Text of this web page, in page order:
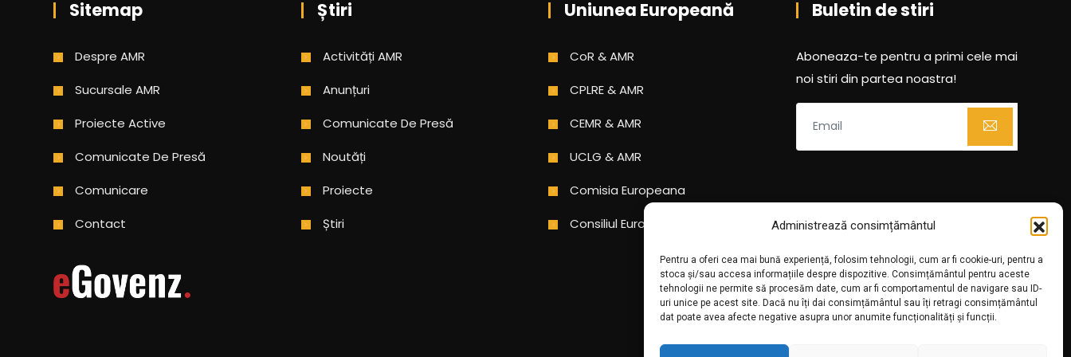
Administrează consimțământul
Pentru a oferi cea mai bună experiență, folosim tehnologii, cum ar fi cookie-uri, pentru a
stoca și/sau accesa informațiile despre dispozitive. Consimțământul pentru aceste
tehnologii ne permite să procesăm date, cum ar fi comportamentul de navigare sau ID-
uri unice pe acest site. Dacă nu îți dai consimțământul sau îți retragi consimțământul
dat poate avea afecte negative asupra unor anumite funcționalități și funcții.
Sitemap
Despre AMR
Sucursale AMR
Proiecte Active
Comunicate De Presă
Comunicare
Contact
Știri
Activități AMR
Anunțuri
Comunicate De Presă
Noutăți
Proiecte
Știri
Uniunea Europeană
CoR & AMR
CPLRE & AMR
CEMR & AMR
UCLG & AMR
Comisia Europeana
Consiliul Europei
Buletin de stiri
Aboneaza-te pentru a primi cele mai
noi stiri din partea noastra!